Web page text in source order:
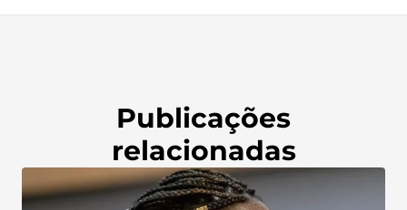
Publicações
relacionadas